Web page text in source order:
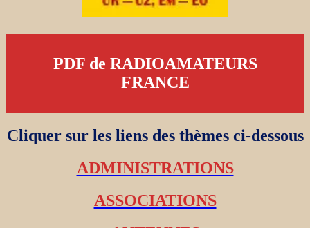
PDF de RADIOAMATEURS
FRANCE
Cliquer sur les liens des thèmes ci-dessous
ADMINISTRATIONS
ASSOCIATIONS